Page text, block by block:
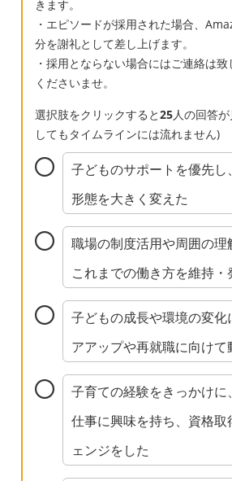
きます。
・エピソードが採用された場合、
分を謝礼として差し上げます。
・採用とならない場合にはご連絡は
くださいませ。
選択肢をクリックすると25人の回答
してもタイムラインには流れません)
子どものサポートを優先し
形態を大きく変えた
職場の制度活用や周囲の理
これまでの働き方を維持・
子どもの成長や環境の変化
アアップや再就職に向けて
子育ての経験をきっかけ
仕事に興味を持ち、資格取
ェンジをした